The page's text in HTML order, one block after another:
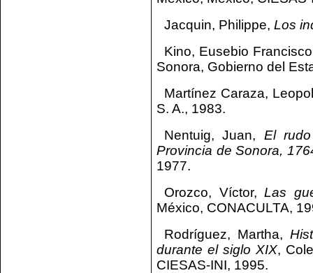
Jacquin, Philippe, Los
Kino, Eusebio
Sonora, Gobierno del
Martínez Caraza,
S. A., 1983.
Nentuig, Juan, El
Provincia de Sonora,
1977.
Orozco, Víctor,Las
México, CONACULTA,
Rodríguez, Martha,
durante el siglo XIX,
CIESAS-INI, 1995.